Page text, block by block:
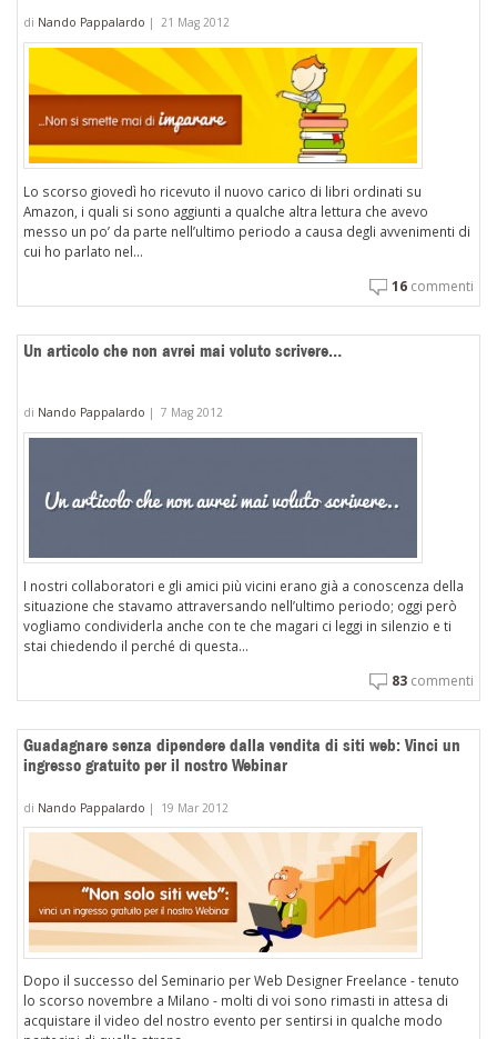
di Nando Pappalardo | 21 Mag 2012
Lo scorso giovedì ho ricevuto il nuovo carico di libri ordinati su
Amazon, i quali si sono aggiunti a qualche altra lettura che avevo
messo un po’ da parte nell’ultimo periodo a causa degli avvenimenti di
cui ho parlato nel...
16 commenti
Un articolo che non avrei mai voluto scrivere…
di Nando Pappalardo | 7 Mag 2012
I nostri collaboratori e gli amici più vicini erano già a conoscenza della
situazione che stavamo attraversando nell’ultimo periodo; oggi però
vogliamo condividerla anche con te che magari ci leggi in silenzio e ti
stai chiedendo il perché di questa...
83 commenti
Guadagnare senza dipendere dalla vendita di siti web: Vinci un
ingresso gratuito per il nostro Webinar
di Nando Pappalardo | 19 Mar 2012
Dopo il successo del Seminario per Web Designer Freelance - tenuto
lo scorso novembre a Milano - molti di voi sono rimasti in attesa di
acquistare il video del nostro evento per sentirsi in qualche modo